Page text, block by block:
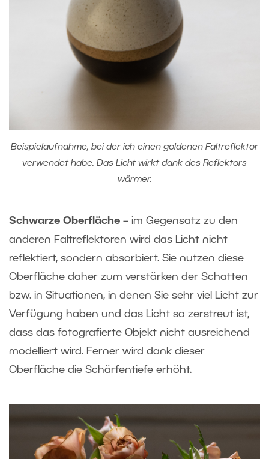
Beispielaufnahme, bei der ich einen goldenen Faltreflektor
verwendet habe. Das Licht wirkt dank des Reflektors
wärmer.
Schwarze Oberfläche – im Gegensatz zu den
anderen Faltreflektoren wird das Licht nicht
reflektiert, sondern absorbiert. Sie nutzen diese
Oberfläche daher zum verstärken der Schatten
bzw. in Situationen, in denen Sie sehr viel Licht zur
Verfügung haben und das Licht so zerstreut ist,
dass das fotografierte Objekt nicht ausreichend
modelliert wird. Ferner wird dank dieser
Oberfläche die Schärfentiefe erhöht.